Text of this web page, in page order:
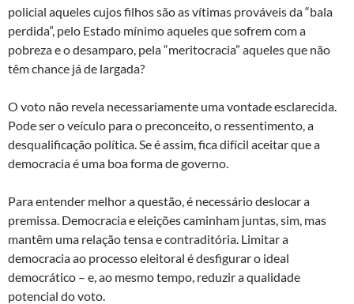
policial aqueles cujos filhos são as vítimas prováveis da “bala
perdida”, pelo Estado mínimo aqueles que sofrem com a
pobreza e o desamparo, pela “meritocracia” aqueles que não
têm chance já de largada?
O voto não revela necessariamente uma vontade esclarecida.
Pode ser o veículo para o preconceito, o ressentimento, a
desqualificação política. Se é assim, fica difícil aceitar que a
democracia é uma boa forma de governo.
Para entender melhor a questão, é necessário deslocar a
premissa. Democracia e eleições caminham juntas, sim, mas
mantêm uma relação tensa e contraditória. Limitar a
democracia ao processo eleitoral é desfigurar o ideal
democrático – e, ao mesmo tempo, reduzir a qualidade
potencial do voto.